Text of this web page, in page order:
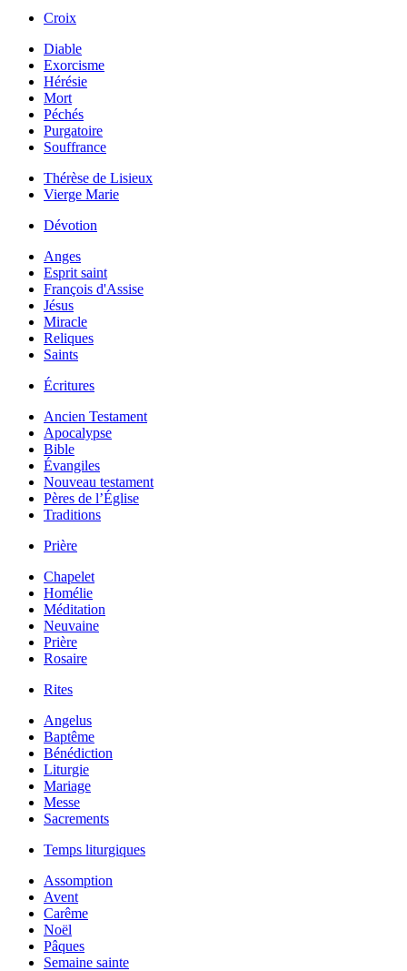
Croix
Diable
Exorcisme
Hérésie
Mort
Péchés
Purgatoire
Souffrance
Thérèse de Lisieux
Vierge Marie
Dévotion
Anges
Esprit saint
François d'Assise
Jésus
Miracle
Reliques
Saints
Écritures
Ancien Testament
Apocalypse
Bible
Évangiles
Nouveau testament
Pères de l’Église
Traditions
Prière
Chapelet
Homélie
Méditation
Neuvaine
Prière
Rosaire
Rites
Angelus
Baptême
Bénédiction
Liturgie
Mariage
Messe
Sacrements
Temps liturgiques
Assomption
Avent
Carême
Noël
Pâques
Semaine sainte